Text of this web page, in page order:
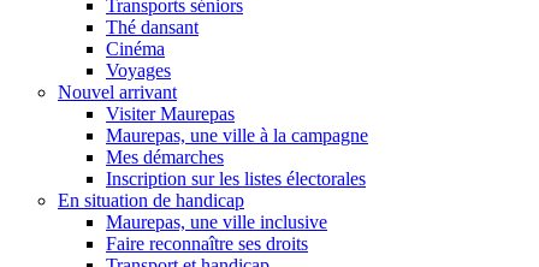
Transports séniors
Thé dansant
Cinéma
Voyages
Nouvel arrivant
Visiter Maurepas
Maurepas, une ville à la campagne
Mes démarches
Inscription sur les listes électorales
En situation de handicap
Maurepas, une ville inclusive
Faire reconnaître ses droits